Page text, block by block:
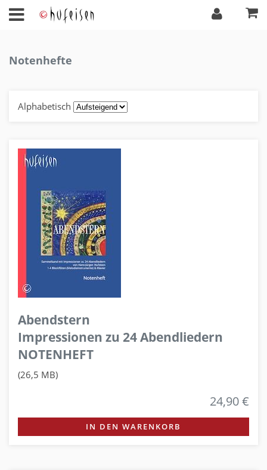
Notenhefte
Alphabetisch
Abendstern
Impressionen zu 24 Abendliedern
NOTENHEFT
(26,5 MB)
24,90 €
IN DEN WARENKORB